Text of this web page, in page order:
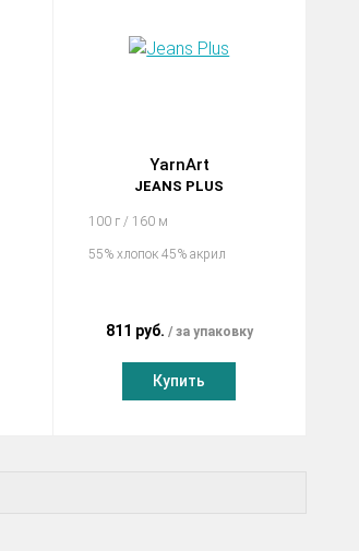
YarnArt
JEANS PLUS
100 г / 160 м
55% хлопок 45% акрил
811 руб. за упаковку
Купить